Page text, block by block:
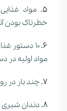
مواد
خطرناک بودن
10 دستور
مواد اولیه در
چند بار در
دندان